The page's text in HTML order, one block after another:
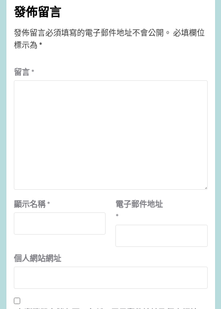
發佈留言
發佈留言必須填寫的電子郵件地址不會公開。 必填欄位
標示為 *
留言 *
顯示名稱 *
電子郵件地址
*
個人網站網址